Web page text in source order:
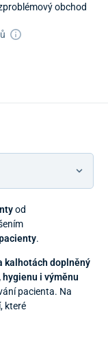
obchod
od
.
kalhotách doplněný
i výměnu
pacienta. Na
které